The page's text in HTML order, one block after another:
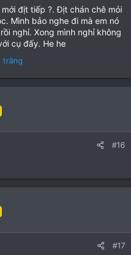
địt tiếp ?. Địt chán chê mỏi
Mình bảo nghe đi mà em nó
nghỉ. Xong mình nghỉ không
cụ đấy. He he
trăng
#16
#17